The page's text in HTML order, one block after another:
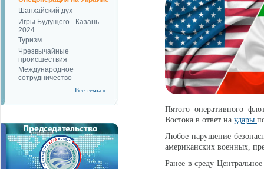
Шанхайский дух
Игры Будущего - Казань
2024
Туризм
Чрезвычайные
происшествия
Международное
сотрудничество
Все темы »
Пятого оперативного
Востока в ответ на удары
Любое нарушение
американских военных,
Ранее в среду